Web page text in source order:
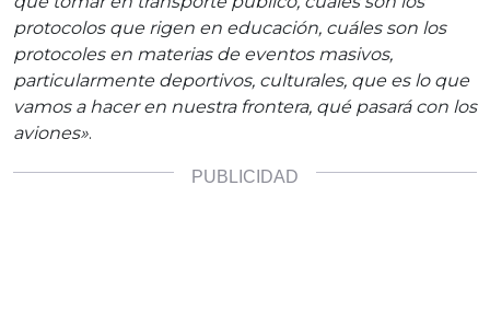
protocolos que rigen en educación, cuáles son los
protocoles en materias de eventos masivos,
particularmente deportivos, culturales, que es lo que
vamos a hacer en nuestra frontera, qué pasará con los
aviones».